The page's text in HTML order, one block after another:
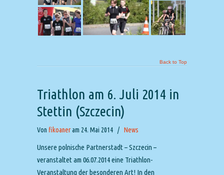
Back to Top
Triathlon am 6. Juli 2014 in
Stettin (Szczecin)
Von fikoaneram 24. Mai 2014 / News
Unsere polnische Partnerstadt – Szczecin –
veranstaltet am 06.07.2014 eine Triathlon-
Veranstaltung der besonderen Art! In den